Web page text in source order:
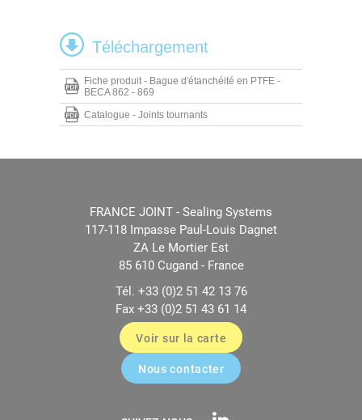
Téléchargement
Fiche produit - Bague d'étanchéité en PTFE -
BECA 862 - 869
Catalogue - Joints tournants
FRANCE JOINT - Sealing Systems
117-118 Impasse Paul-Louis Dagnet
ZA Le Mortier Est
85 610 Cugand - France
Tél. +33 (0)2 51 42 13 76
Fax +33 (0)2 51 43 61 14
Voir sur la carte
Nous contacter